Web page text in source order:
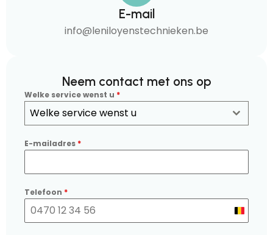
E-mail
info@leniloyenstechnieken.be
Neem contact met ons op
Welke service wenst u *
Welke service wenst u
E-mailadres *
Telefoon *
Belgium
+32